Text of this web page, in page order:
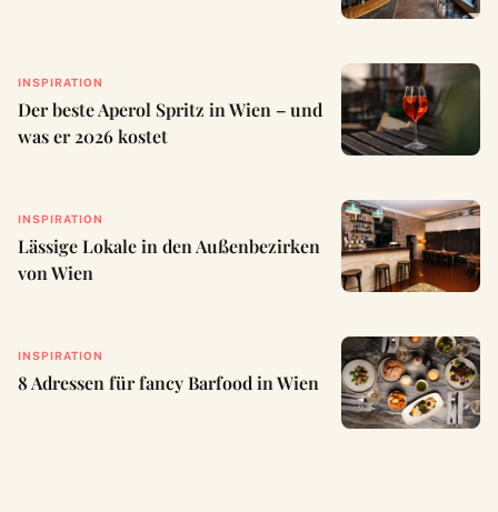
INSPIRATION
Der beste Aperol Spritz in Wien – und
was er 2026 kostet
INSPIRATION
Lässige Lokale in den Außenbezirken
von Wien
INSPIRATION
8 Adressen für fancy Barfood in Wien